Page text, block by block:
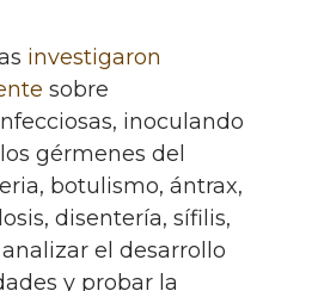
investigaron
sobre
inoculando
gérmenes del
botulismo, ántrax,
disentería, sífilis,
el desarrollo
y probar la